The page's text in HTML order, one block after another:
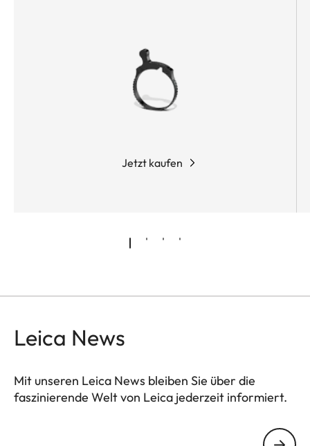
Jetzt kaufen
Leica News
Mit unseren Leica News bleiben Sie über die
faszinierende Welt von Leica jederzeit informiert.